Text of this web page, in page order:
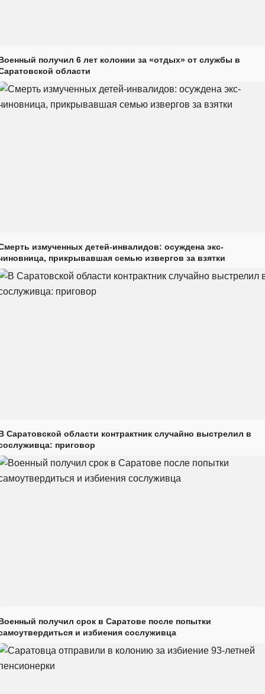
получил 6 лет колонии за «отдых» от службы в
области
измученных детей-инвалидов: осуждена экс-
прикрывавшая семью извергов за взятки
Саратовской области контрактник случайно выстрелил в
приговор
получил срок в Саратове после попытки
и избиения сослуживца